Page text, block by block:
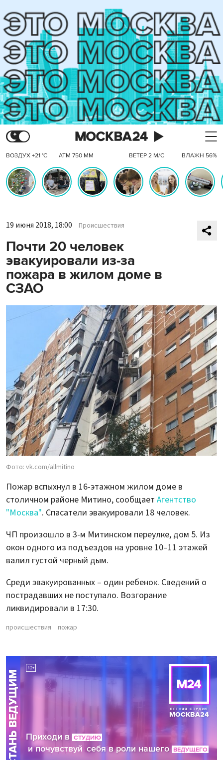
ВОЗДУХ +21 °C АТМ 750 ММ ВЕТЕР 2 М/С ВЛАЖН 56%
19 июня 2018, 18:00 Происшествия
Почти 20 человек
эвакуировали из-за
пожара в жилом доме в
СЗАО
Фото: vk.com/allmitino
Пожар вспыхнул в 16-этажном жилом доме в
столичном районе Митино, сообщает Агентство
"Москва". Спасатели эвакуировали 18 человек.
ЧП произошло в 3-м Митинском переулке, дом 5. Из
окон одного из подъездов на уровне 10–11 этажей
валил густой черный дым.
Среди эвакуированных – один ребенок. Сведений о
пострадавших не поступало. Возгорание
ликвидировали в 17:30.
происшествия пожар